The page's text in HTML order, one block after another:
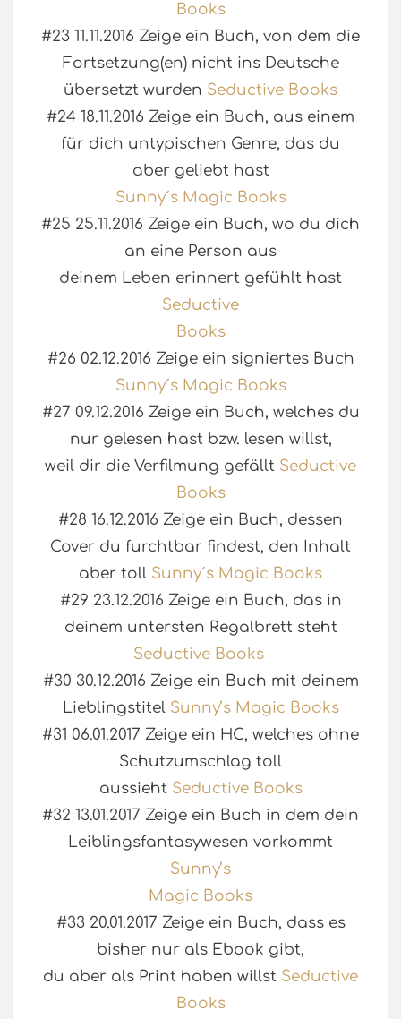
Books
#23 11.11.2016 Zeige ein Buch, von dem die
Fortsetzung(en) nicht ins Deutsche
übersetzt wurden Seductive Books
#24 18.11.2016 Zeige ein Buch, aus einem
für dich untypischen Genre, das du
aber geliebt hast
Sunny´s Magic Books
#25 25.11.2016 Zeige ein Buch, wo du dich
an eine Person aus
deinem Leben erinnert gefühlt hast
Seductive
Books
#26 02.12.2016 Zeige ein signiertes Buch
Sunny´s Magic Books
#27 09.12.2016 Zeige ein Buch, welches du
nur gelesen hast bzw. lesen willst,
weil dir die Verfilmung gefällt Seductive
Books
#28 16.12.2016 Zeige ein Buch, dessen
Cover du furchtbar findest, den Inhalt
aber toll Sunny´s Magic Books
#29 23.12.2016 Zeige ein Buch, das in
deinem untersten Regalbrett steht
Seductive Books
#30 30.12.2016 Zeige ein Buch mit deinem
Lieblingstitel Sunny’s Magic Books
#31 06.01.2017 Zeige ein HC, welches ohne
Schutzumschlag toll
aussieht Seductive Books
#32 13.01.2017 Zeige ein Buch in dem dein
Leiblingsfantasywesen vorkommt
Sunny’s
Magic Books
#33 20.01.2017 Zeige ein Buch, dass es
bisher nur als Ebook gibt,
du aber als Print haben willst Seductive
Books